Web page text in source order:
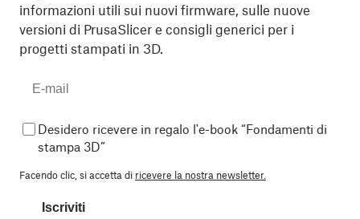
informazioni utili sui nuovi firmware, sulle nuove
versioni di PrusaSlicer e consigli generici per i
progetti stampati in 3D.
Desidero ricevere in regalo l'e-book “Fondamenti di
stampa 3D”
Facendo clic, si accetta di ricevere la nostra newsletter.
Iscriviti